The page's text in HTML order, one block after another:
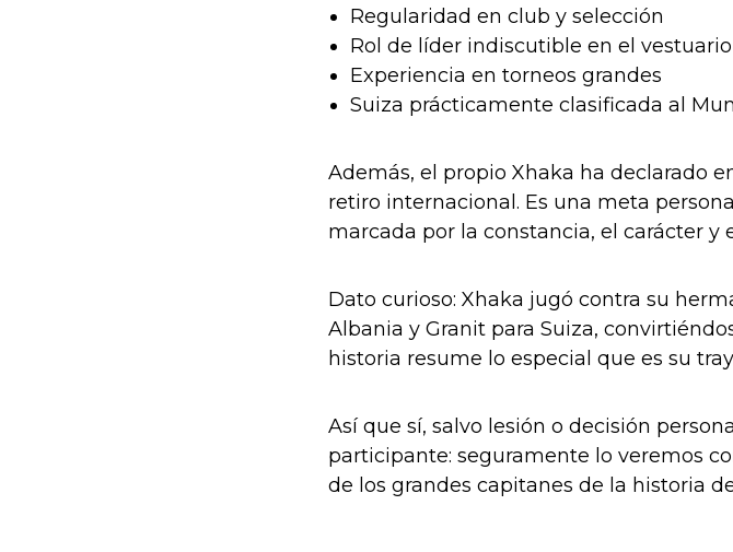
Regularidad en club y selección
Rol de líder indiscutible en el vestuario
Experiencia en torneos grandes
Suiza prácticamente clasificada al
Además, el propio Xhaka ha declarado
retiro internacional. Es una meta
marcada por la constancia, el carácter y
Dato curioso: Xhaka jugó contra su
Albania y Granit para Suiza,
historia resume lo especial que es su
Así que sí, salvo lesión o decisión
participante: seguramente lo veremos
de los grandes capitanes de la historia